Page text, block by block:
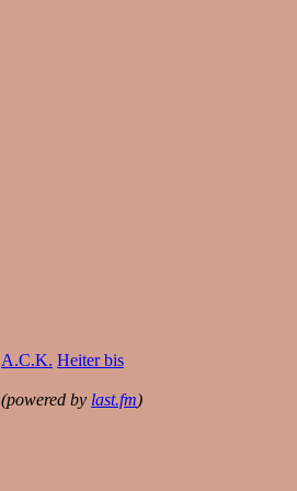
A.C.K. Heiter bis
(powered by last.fm)